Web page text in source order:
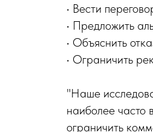
• Вести
• Предложить
• Объяснить
• Ограничить
"Наше
наиболее часто
ограничить